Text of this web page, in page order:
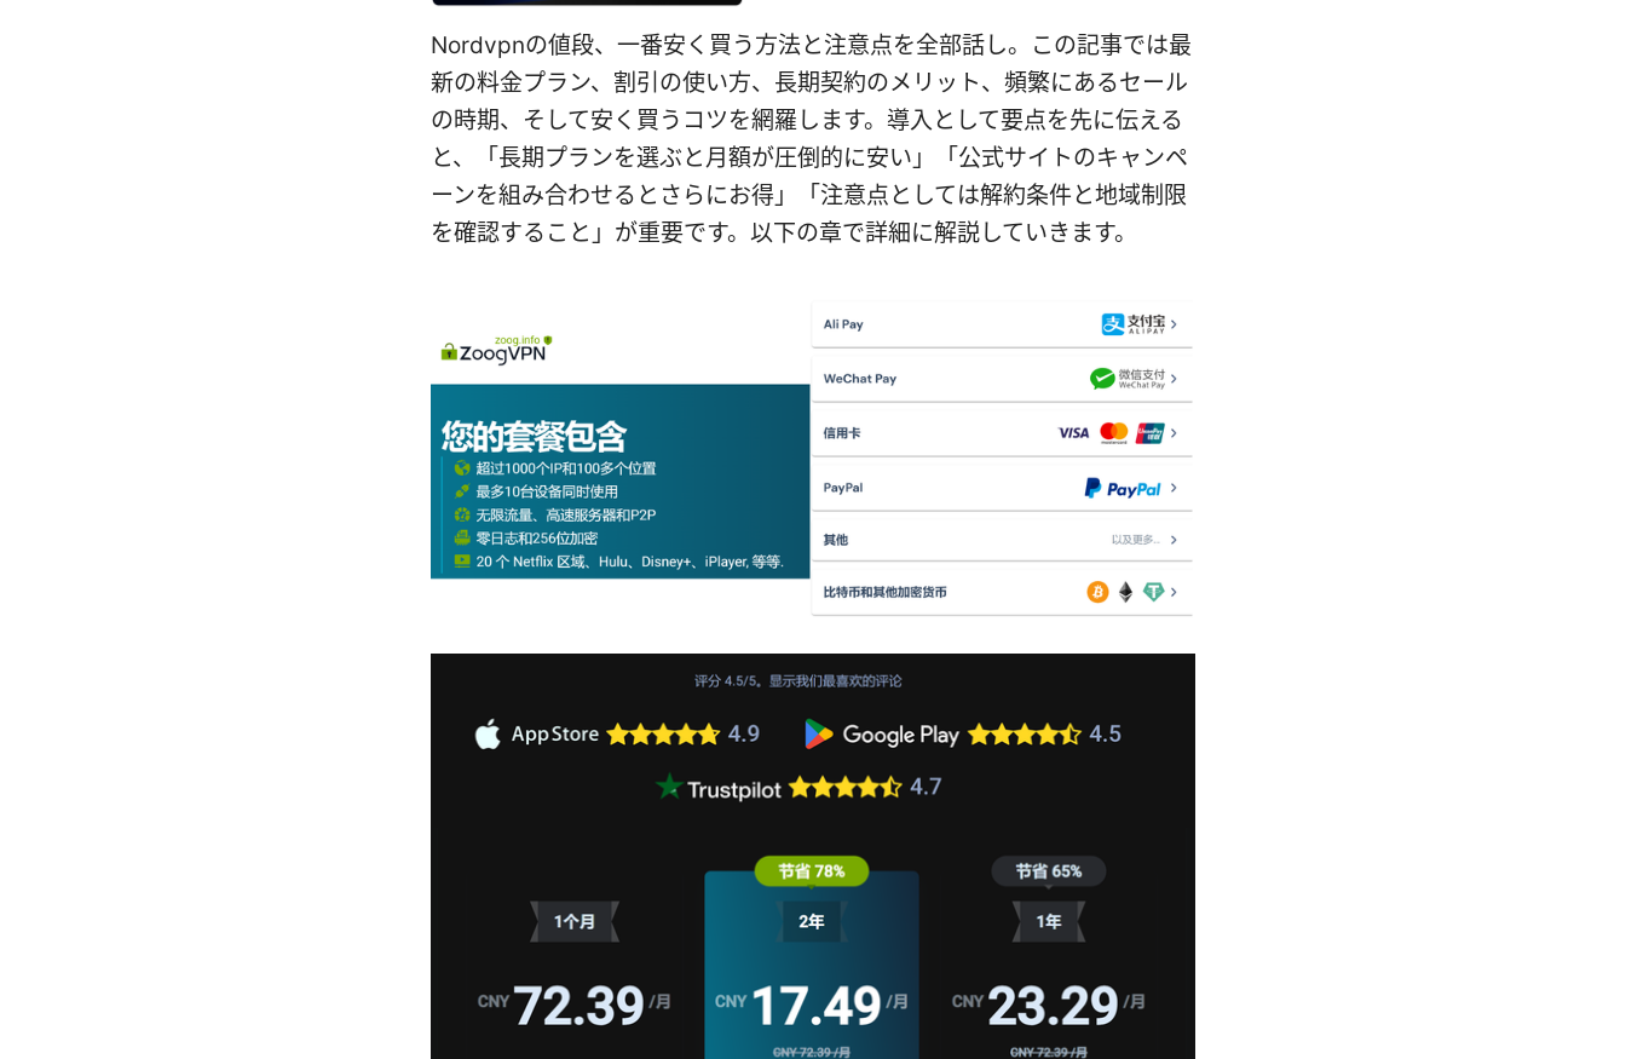
Nordvpnの値段、一番安く買う方法と注意点を全部話し。この記事では最
新の料金プラン、割引の使い方、長期契約のメリット、頻繁にあるセール
の時期、そして安く買うコツを網羅します。導入として要点を先に伝える
と、「長期プランを選ぶと月額が圧倒的に安い」「公式サイトのキャンペ
ーンを組み合わせるとさらにお得」「注意点としては解約条件と地域制限
を確認すること」が重要です。以下の章で詳細に解説していきます。